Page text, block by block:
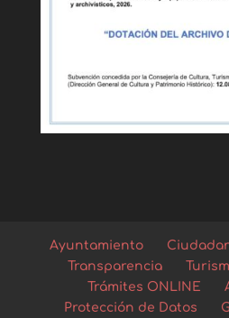
Ayuntamiento
Transparencia
Trámites ONLINE
Protección de Datos